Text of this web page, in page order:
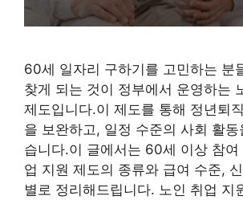
60세 일자리 구하기를 고민하는 분
찾게 되는 것이 정부에서 운영하는
제도입니다.이 제도를 통해 정년퇴
을 보완하고, 일정 수준의 사회 활동
습니다.이 글에서는 60세 이상 참여
업 지원 제도의 종류와 급여 수준,
별로 정리해드립니다. 노인 취업 지